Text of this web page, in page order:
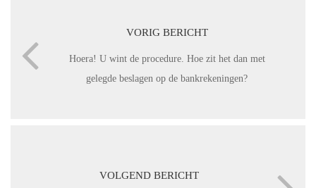
VORIG BERICHT
Hoera! U wint de procedure. Hoe zit het dan met
gelegde beslagen op de bankrekeningen?
VOLGEND BERICHT